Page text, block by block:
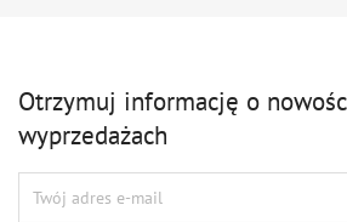
Otrzymuj informację o
wyprzedażach